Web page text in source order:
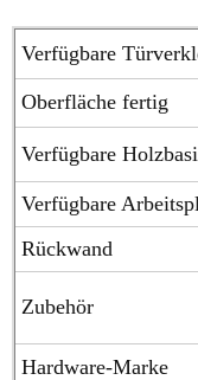
Verfügbare
Oberfläche fertig
Verfügbare
Verfügbare
Rückwand
Zubehör
Hardware-Marke